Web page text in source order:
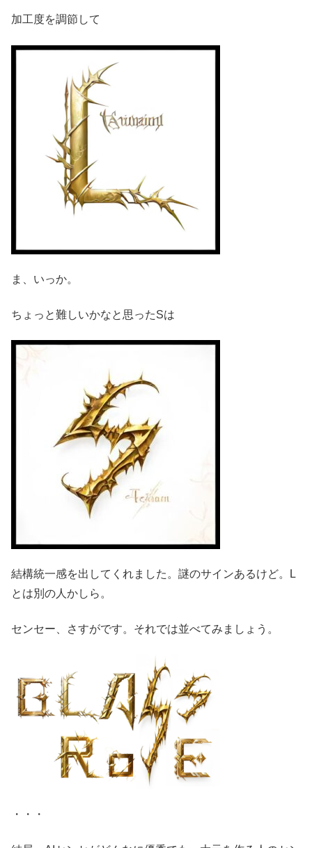
加工度を調節して
ま、いっか。
ちょっと難しいかなと思ったSは
結構統一感を出してくれました。謎のサインあるけど。L
とは別の人かしら。
センセー、さすがです。それでは並べてみましょう。
・・・